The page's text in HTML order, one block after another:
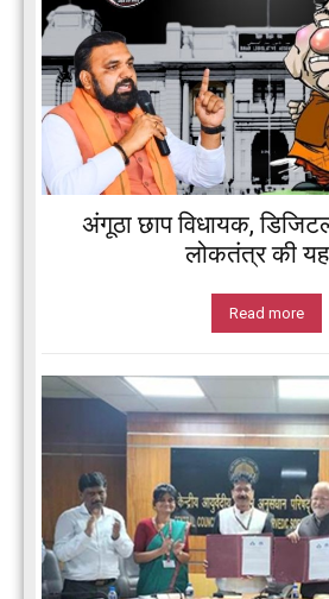
अंगूठा छाप विधायक,
लोकतंत्र की
Read more